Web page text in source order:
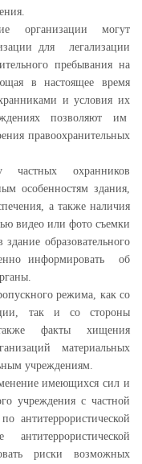
организации могут
для легализации
пребывания на
в настоящее время
и условия их
позволяют им
правоохранительных
охранников
особенностям здания,
а также наличия
видео или фото съемки
образовательного
информировать об
режима, как со
так и со стороны
факты хищения
материальных
учреждениям.
имеющихся сил и
учреждения с частной
антитеррористической
риски возможных